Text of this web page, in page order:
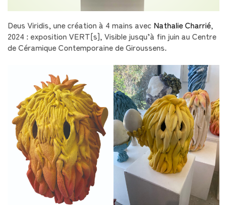
Deus Viridis, une création à 4 mains avec Nathalie Charrié,
2024 : exposition VERT[s], Visible jusqu’à fin juin au Centre
de Céramique Contemporaine de Giroussens.